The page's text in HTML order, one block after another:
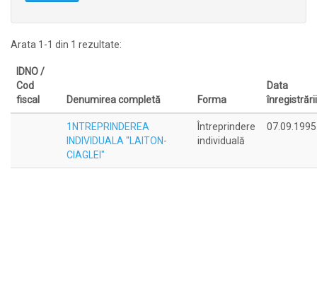
Arata 1-1 din 1 rezultate:
IDNO /
Cod
fiscal
Denumirea completă Forma
Data
înregistrării
1NTREPRINDEREA
INDIVIDUALA "LAITON-
CIAGLEI"
Întreprindere
individuală
07.09.1995